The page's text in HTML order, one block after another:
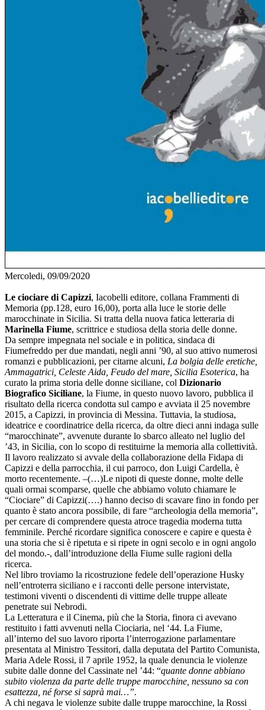
Mercoledi, 09/09/2020
Le ciociare di Capizzi, Iacobelli editore, collana Frammenti di
Memoria (pp.128, euro 16,00), porta alla luce le storie delle
marocchinate in Sicilia. Si tratta della nuova fatica letteraria di
Marinella Fiume, scrittrice e studiosa della storia delle donne.
Da sempre impegnata nel sociale e in politica, sindaca di
Fiumefreddo per due mandati, negli anni ’90, al suo attivo numerosi
romanzi e pubblicazioni, per citarne alcuni, La bolgia delle eretiche,
Ammagatrici, Celeste Aida, Feudo del mare, Sicilia Esoterica, ha
curato la prima storia delle donne siciliane, col Dizionario
Biografico Siciliane, la Fiume, in questo nuovo lavoro, pubblica il
risultato della ricerca condotta sul campo e avviata il 25 novembre
2015, a Capizzi, in provincia di Messina. Tuttavia, la studiosa,
ideatrice e coordinatrice della ricerca, da oltre dieci anni indaga sulle
“marocchinate”, avvenute durante lo sbarco alleato nel luglio del
’43, in Sicilia, con lo scopo di restituirne la memoria alla collettività.
Il lavoro realizzato si avvale della collaborazione della Fidapa di
Capizzi e della parrocchia, il cui parroco, don Luigi Cardella, è
morto recentemente. –(…)Le nipoti di queste donne, molte delle
quali ormai scomparse, quelle che abbiamo voluto chiamare le
“Ciociare” di Capizzi(….) hanno deciso di scavare fino in fondo per
quanto è stato ancora possibile, di fare “archeologia della memoria”,
per cercare di comprendere questa atroce tragedia moderna tutta
femminile. Perché ricordare significa conoscere e capire e questa è
una storia che si è ripetuta e si ripete in ogni secolo e in ogni angolo
del mondo.-, dall’introduzione della Fiume sulle ragioni della
ricerca.
Nel libro troviamo la ricostruzione fedele dell’operazione Husky
nell’entroterra siciliano e i racconti delle persone intervistate,
testimoni viventi o discendenti di vittime delle truppe alleate
penetrate sui Nebrodi.
La Letteratura e il Cinema, più che la Storia, finora ci avevano
restituito i fatti avvenuti nella Ciociaria, nel ‘44. La Fiume,
all’interno del suo lavoro riporta l’interrogazione parlamentare
presentata al Ministro Tessitori, dalla deputata del Partito Comunista,
Maria Adele Rossi, il 7 aprile 1952, la quale denuncia le violenze
subite dalle donne del Cassinate nel ’44: “quante donne abbiano
subito violenza da parte delle truppe marocchine, nessuno sa con
esattezza, né forse si saprà mai…”.
A chi negava le violenze subite dalle truppe marocchine, la Rossi